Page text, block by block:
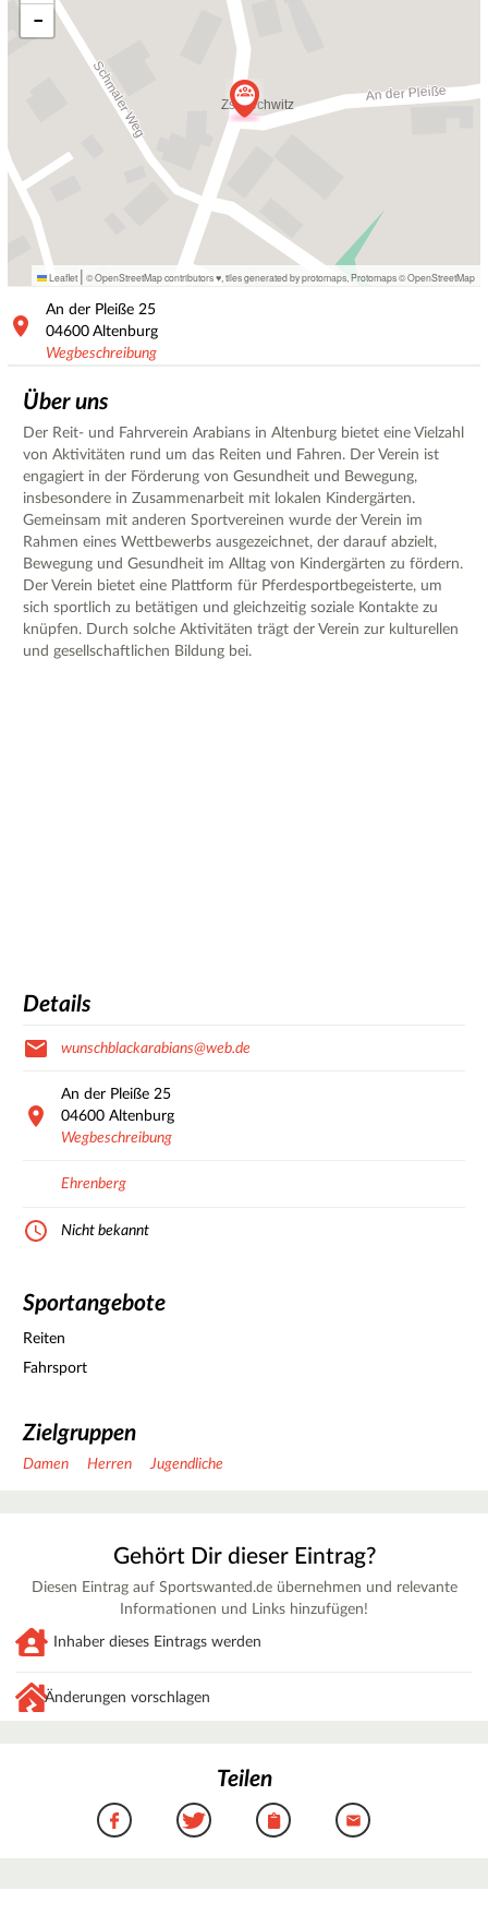
−
Leaflet | © OpenStreetMap contributors ♥, tiles generated by protomaps Protomaps©OpenStreetMap
An der Pleiße 25
04600 Altenburg
Wegbeschreibung
Über uns
Der Reit- und Fahrverein Arabians in Altenburg bietet eine Vielzahl
von Aktivitäten rund um das Reiten und Fahren. Der Verein ist
engagiert in der Förderung von Gesundheit und Bewegung,
insbesondere in Zusammenarbeit mit lokalen Kindergärten.
Gemeinsam mit anderen Sportvereinen wurde der Verein im
Rahmen eines Wettbewerbs ausgezeichnet, der darauf abzielt,
Bewegung und Gesundheit im Alltag von Kindergärten zu fördern.
Der Verein bietet eine Plattform für Pferdesportbegeisterte, um
sich sportlich zu betätigen und gleichzeitig soziale Kontakte zu
knüpfen. Durch solche Aktivitäten trägt der Verein zur kulturellen
und gesellschaftlichen Bildung bei.
Details
wunschblackarabians@web.de
An der Pleiße 25
04600 Altenburg
Wegbeschreibung
Ehrenberg
Nicht bekannt
Sportangebote
Reiten
Fahrsport
Zielgruppen
Damen Herren Jugendliche
Gehört Dir dieser Eintrag?
Diesen Eintrag auf Sportswanted.de übernehmen und relevante
Informationen und Links hinzufügen!
Inhaber dieses Eintrags werden
Änderungen vorschlagen
Teilen